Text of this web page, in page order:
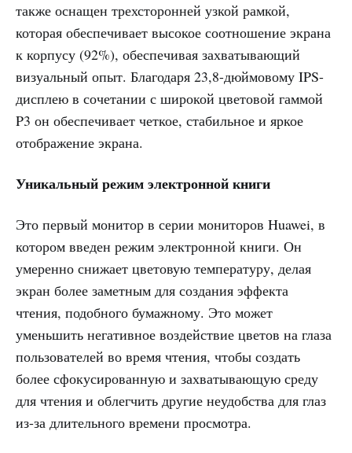
также оснащен трехсторонней узкой рамкой,
которая обеспечивает высокое соотношение экрана
к корпусу (92%), обеспечивая захватывающий
визуальный опыт. Благодаря 23,8-дюймовому IPS-
дисплею в сочетании с широкой цветовой гаммой
P3 он обеспечивает четкое, стабильное и яркое
отображение экрана.
Уникальный режим электронной книги
Это первый монитор в серии мониторов Huawei, в
котором введен режим электронной книги. Он
умеренно снижает цветовую температуру, делая
экран более заметным для создания эффекта
чтения, подобного бумажному. Это может
уменьшить негативное воздействие цветов на глаза
пользователей во время чтения, чтобы создать
более сфокусированную и захватывающую среду
для чтения и облегчить другие неудобства для глаз
из-за длительного времени просмотра.